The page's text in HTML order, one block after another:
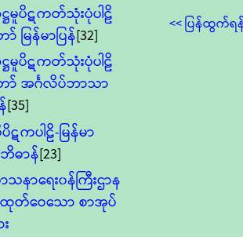
ဌမူပိဋကတ်သုံးပုံပါဠိ
မြန်မာပြန်[32]
ဌမူပိဋကတ်သုံးပုံပါဠိ
ာ် အင်္ဂလိပ်ဘာသာ
[35]
ဋကပါဠိ-မြန်မာ
ဓာန်[23]
သနာရေး၀န်ကြီးဌာန
တ်ဝေသော စာအုပ်
<< ပြန်ထွက်ရ